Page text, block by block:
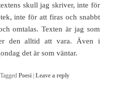
skull jag skriver, inte för
inte för att firas och snabbt
omtalas. Texten är jag som
den alltid att vara. Även i
det är som väntar.
|Tagged Poesi |Leave a reply